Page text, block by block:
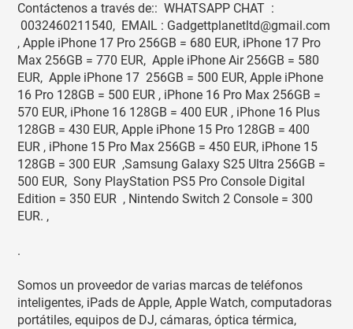
Contáctenos a través de:: WHATSAPP CHAT :
0032460211540, EMAIL : Gadgettplanetltd@gmail.com
, Apple iPhone 17 Pro 256GB = 680 EUR, iPhone 17 Pro
Max 256GB = 770 EUR, Apple iPhone Air 256GB = 580
EUR, Apple iPhone 17 256GB = 500 EUR, Apple iPhone
16 Pro 128GB = 500 EUR , iPhone 16 Pro Max 256GB =
570 EUR, iPhone 16 128GB = 400 EUR , iPhone 16 Plus
128GB = 430 EUR, Apple iPhone 15 Pro 128GB = 400
EUR , iPhone 15 Pro Max 256GB = 450 EUR, iPhone 15
128GB = 300 EUR ,Samsung Galaxy S25 Ultra 256GB =
500 EUR, Sony PlayStation PS5 Pro Console Digital
Edition = 350 EUR , Nintendo Switch 2 Console = 300
EUR. ,
.
Somos un proveedor de varias marcas de teléfonos
inteligentes, iPads de Apple, Apple Watch, computadoras
portátiles, equipos de DJ, cámaras, óptica térmica,